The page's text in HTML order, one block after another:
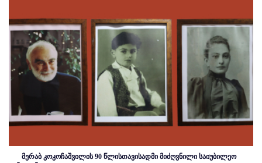
მერაბ კოკოჩაშვილის 90 წლისთავისადმი მიძღვნილი საიუბილეო